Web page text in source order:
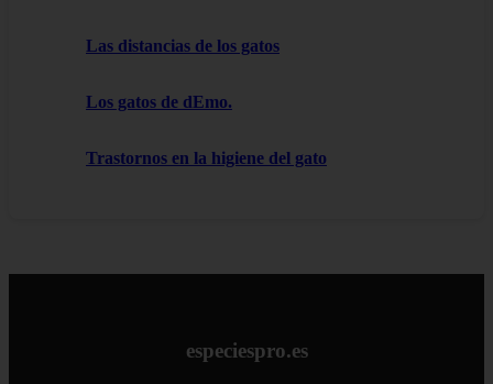
Las distancias de los gatos
Los gatos de dEmo.
Trastornos en la higiene del gato
especiespro.es